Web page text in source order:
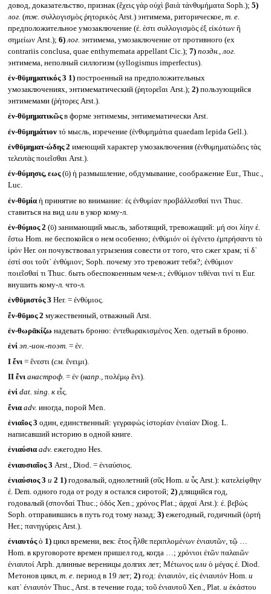
довод, доказательство, признак (ἔχεις γὰρ οὐχὶ βαιὰ τἀνθυμήματα Soph.); 5)
лог. (тж. συλλογισμὸς ῥητορικός Arst.) энтимема, риторическое, т. е.
предположительное умозаключение (ἐ. ἐστι συλλογισμὸς ἐξ εἰκότων ἢ
σημείων Arst.); 6) лог. энтимема, умозаключение от противного (ex
contrariis conclusa, quae enthymemata appellant Cic.); 7) поздн., лог.
энтимема, неполный силлогизм (syllogismus imperfectus).
ἐν-θῡμηματικός 3 1)построенный на предположительных
умозаключениях, энтимематический (ῥητορεῖαι Arst.); 2)пользующийся
энтимемами (ῥήτορες Arst.).
ἐν-θῡμηματικῶςв форме энтимемы, энтимематически Arst.
ἐν-θῡμημάτιον τό мысль, изречение (ἐνθυμημάτια quaedam lepida Gell.).
ἐνθῡμηματ-ώδης 2 имеющий характер умозаключения (ἐνθυμηματώδεις τὰς
τελευτὰς ποιεῖσθαι Arst.).
ἐν-θύμησις, εως(ῡ) ἡ размышление, обдумывание, соображение Eur., Thuc.,
Luc.
ἐν-θῡμία ἡ принятие во внимание: ἐς ἐνθυμίαν προβάλλεσθαί τινι Thuc.
ставиться на вид или в укор кому-л.
ἐν-θύμιος 2 (ῡ) занимающий мысль, заботящий, тревожащий: μή σοι λίην ἐ.
ἔστω Hom. не беспокойся о нем особенно; ἐνθύμιόν οἱ ἐγένετο ἐμπρήσαντι τὸ
ἱρόν Her. он почувствовал угрызения совести от того, что сжег храм; τί δ᾽
ἐστί σοι τοῦτ᾽ ἐνθύμιον; Soph. почему это тревожит тебя?; ἐνθύμιον
ποιεῖσθαί τι Thuc. быть обеспокоенным чем-л.; ἐνθύμιον τιθέναι τινί τι Eur.
внушить кому-л. что-л.
ἐνθῡμιστός 3 Her. = ἐνθύμιος.
ἔν-θῡμος 2 мужественный, отважный Arst.
ἐν-θωρᾱκίζω надевать броню: ἐντεθωρακισμένος Xen. одетый в броню.
ἐνί эп.-ион.-поэт. = ἐν.
I ἔνι = ἔνεστι (см. ἔνειμι).
II ἔνι анастроф. = ἐν (напр.,πολέμῳ ἔνι).
ἑνί dat. sing. кεἷς.
ἔνια adv. иногда, порой Men.
ἑνιαῖος 3 один, единственный: γεγραφὼς ἱστορίαν ἑνιαίαν Diog. L.
написавший историю в одной книге.
ἐνιαύσια adv. ежегодно Hes.
ἐνιαυσιαῖος 3 Arst., Diod. = ἐνιαύσιος.
ἐνιαύσιος 3 и 2 1)годовалый, однолетний (σῦς Hom. и ὗς Arst.): κατελείφθην
ἐ. Dem. одного года от роду я остался сиротой; 2)длящийся год,
годовалый (σπονδαί Thuc.; ὁδός Xen.; χρόνος Plat.; ἀρχαί Arst.): ἐ. βεβώς
Soph. отправившись в путь год тому назад; 3)ежегодный, годичный (ὁρτή
Her.; πανηγύρεις Arst.).
ἐνιαυτόςὁ 1)цикл времени, век: ἔτος ἦλθε περιπλομένων ἐνιαυτῶν, τῷ …
Hom. в круговороте времен пришел год, когда …; χρόνιοι ἐτῶν παλαιῶν
ἐνιαυτοί Arph. длинные вереницы долгих лет; Μέτωνος или ὁ μέγας ἐ. Diod.
Метонов цикл, т. е. период в 19 лет; 2)год: ἐνιαυτόν, εἰς ἐνιαυτόν Hom. и
κατ᾽ ἐνιαυτόν Thuc., Arst. в течение года; τοῦ ἐνιαυτοῦ Xen., Plat. и ἑκάστου